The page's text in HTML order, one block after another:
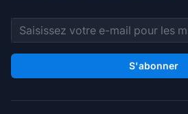
Adresse e-mail
S'abonner